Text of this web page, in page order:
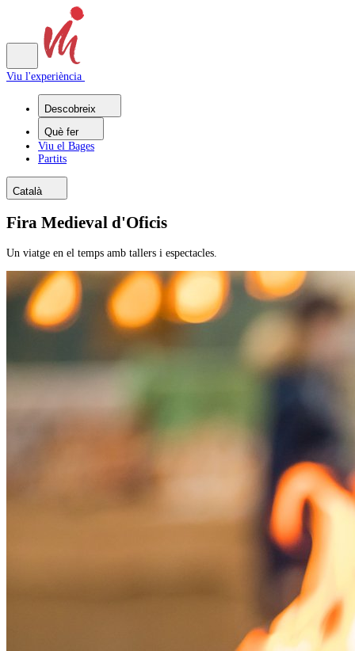
Viu l'experiència
Descobreix
Què fer
Viu el Bages
Partits
Català
Fira Medieval d'Oficis
Un viatge en el temps amb tallers i espectacles.